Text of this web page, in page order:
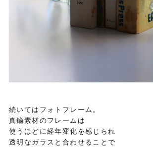
続いてはフォトフレーム。
真鍮素材のフレームは
使うほどに経年変化を感じられ
透明なガラスと合わせることで